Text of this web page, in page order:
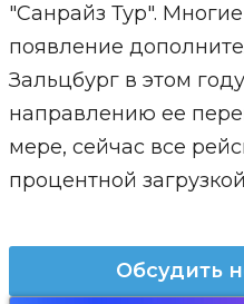
"Санрайз Тур".
появление
Зальцбург в этом
направлению ее
мере, сейчас все
процентной
Обсудить